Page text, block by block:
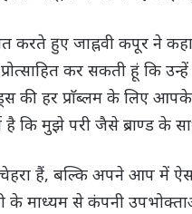
करते हुए जाह्नवी कपूर ने
कर सकती हूं कि
की हर प्राॅब्लम के लिए
है कि मुझे परी जैसे ब्राण्ड के
हैं, बल्कि अपने आप में ऐसा
के माध्यम से कंपनी